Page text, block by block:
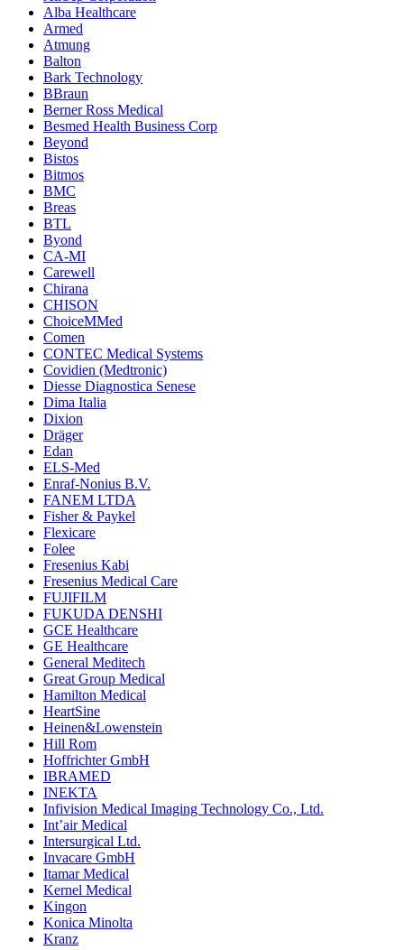
Alba Healthcare
Armed
Atmung
Balton
Bark Technology
BBraun
Berner Ross Medical
Besmed Health Business Corp
Beyond
Bistos
Bitmos
BMC
Breas
BTL
Byond
CA-MI
Carewell
Chirana
CHISON
ChoiceMMed
Comen
CONTEC Medical Systems
Covidien (Medtronic)
Diesse Diagnostica Senese
Dima Italia
Dixion
Dräger
Edan
ELS-Med
Enraf-Nonius B.V.
FANEM LTDA
Fisher & Paykel
Flexicare
Folee
Fresenius Kabi
Fresenius Medical Care
FUJIFILM
FUKUDA DENSHI
GCE Healthcare
GE Healthcare
General Meditech
Great Group Medical
Hamilton Medical
HeartSine
Heinen&Lowenstein
Hill Rom
Hoffrichter GmbH
IBRAMED
INEKTA
Infivision Medical Imaging Technology Co., Ltd.
Int’air Medical
Intersurgical Ltd.
Invacare GmbH
Itamar Medical
Kernel Medical
Kingon
Konica Minolta
Kranz